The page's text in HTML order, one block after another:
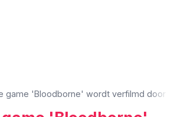
game 'Bloodborne' wordt verfilmd door